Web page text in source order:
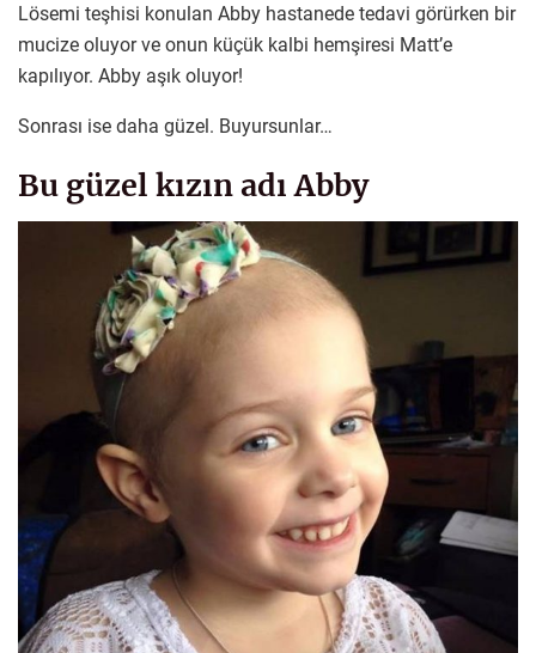
Lösemi teşhisi konulan Abby hastanede tedavi görürken bir
mucize oluyor ve onun küçük kalbi hemşiresi Matt’e
kapılıyor. Abby aşık oluyor!
Sonrası ise daha güzel. Buyursunlar…
Bu güzel kızın adı Abby